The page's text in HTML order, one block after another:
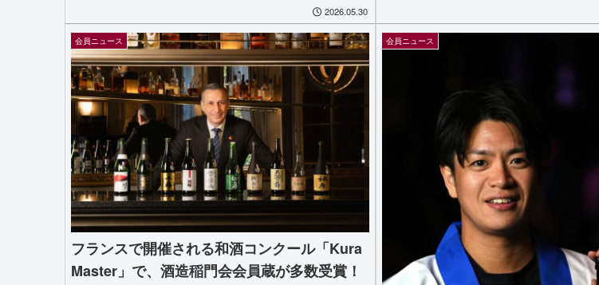
2026.05.30
会員ニュース
フランスで開催される和酒コンクール「Kura
Master」で、酒造稲門会会員蔵が多数受賞！
会員ニュース